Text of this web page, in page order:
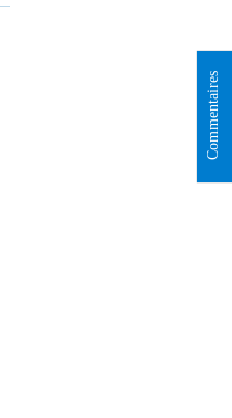
Commentaires